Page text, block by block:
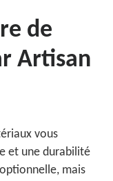
de
Artisan
vous
et une durabilité
mais